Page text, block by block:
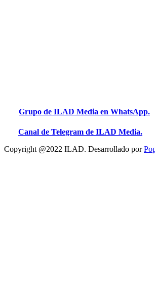
Grupo de ILAD Media en WhatsApp.
Canal de Telegram de ILAD Media.
Copyright @2022 ILAD. Desarrollado por